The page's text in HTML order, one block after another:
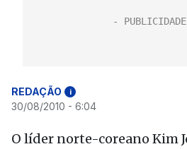
REDAÇÃO i
30/08/2010 - 6:04
O líder norte-coreano Kim